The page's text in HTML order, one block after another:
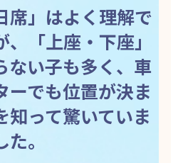
席」はよく理解で
「上座・下座」
ない子も多く、車
ーでも位置が決ま
知って驚いていま
た。